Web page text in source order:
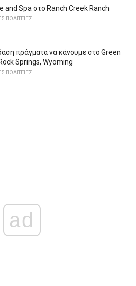
and Spa στο Ranch Creek Ranch
ΠΟΛΙΤΕΊΕΣ
πράγματα να κάνουμε στο Green
Springs, Wyoming
ΠΟΛΙΤΕΊΕΣ
ad